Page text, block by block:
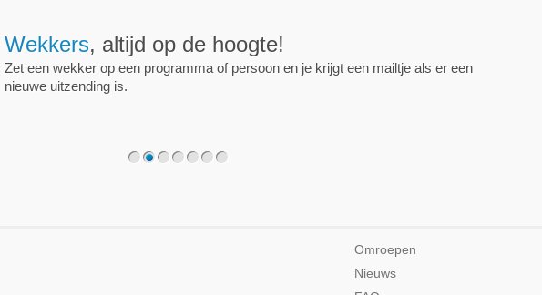
Wekkers, altijd op de hoogte!
Zet een wekker op een programma of persoon en je krijgt een mailtje als er een
nieuwe uitzending is.
Omroepen
Nieuws